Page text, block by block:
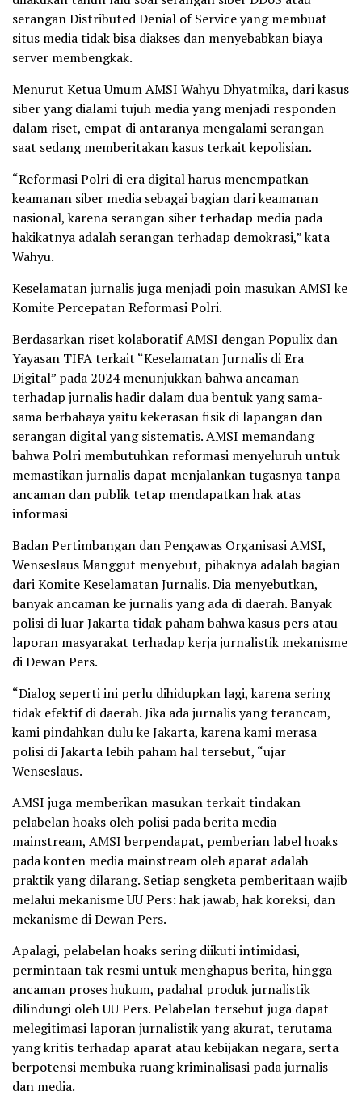
serangan Distributed Denial of Service yang membuat
situs media tidak bisa diakses dan menyebabkan biaya
server membengkak.
Menurut Ketua Umum AMSI Wahyu Dhyatmika, dari kasus
siber yang dialami tujuh media yang menjadi responden
dalam riset, empat di antaranya mengalami serangan
saat sedang memberitakan kasus terkait kepolisian.
“Reformasi Polri di era digital harus menempatkan
keamanan siber media sebagai bagian dari keamanan
nasional, karena serangan siber terhadap media pada
hakikatnya adalah serangan terhadap demokrasi,” kata
Wahyu.
Keselamatan jurnalis juga menjadi poin masukan AMSI ke
Komite Percepatan Reformasi Polri.
Berdasarkan riset kolaboratif AMSI dengan Populix dan
Yayasan TIFA terkait “Keselamatan Jurnalis di Era
Digital” pada 2024 menunjukkan bahwa ancaman
terhadap jurnalis hadir dalam dua bentuk yang sama-
sama berbahaya yaitu kekerasan fisik di lapangan dan
serangan digital yang sistematis. AMSI memandang
bahwa Polri membutuhkan reformasi menyeluruh untuk
memastikan jurnalis dapat menjalankan tugasnya tanpa
ancaman dan publik tetap mendapatkan hak atas
informasi
Badan Pertimbangan dan Pengawas Organisasi AMSI,
Wenseslaus Manggut menyebut, pihaknya adalah bagian
dari Komite Keselamatan Jurnalis. Dia menyebutkan,
banyak ancaman ke jurnalis yang ada di daerah. Banyak
polisi di luar Jakarta tidak paham bahwa kasus pers atau
laporan masyarakat terhadap kerja jurnalistik mekanisme
di Dewan Pers.
“Dialog seperti ini perlu dihidupkan lagi, karena sering
tidak efektif di daerah. Jika ada jurnalis yang terancam,
kami pindahkan dulu ke Jakarta, karena kami merasa
polisi di Jakarta lebih paham hal tersebut, “ujar
Wenseslaus.
AMSI juga memberikan masukan terkait tindakan
pelabelan hoaks oleh polisi pada berita media
mainstream, AMSI berpendapat, pemberian label hoaks
pada konten media mainstream oleh aparat adalah
praktik yang dilarang. Setiap sengketa pemberitaan wajib
melalui mekanisme UU Pers: hak jawab, hak koreksi, dan
mekanisme di Dewan Pers.
Apalagi, pelabelan hoaks sering diikuti intimidasi,
permintaan tak resmi untuk menghapus berita, hingga
ancaman proses hukum, padahal produk jurnalistik
dilindungi oleh UU Pers. Pelabelan tersebut juga dapat
melegitimasi laporan jurnalistik yang akurat, terutama
yang kritis terhadap aparat atau kebijakan negara, serta
berpotensi membuka ruang kriminalisasi pada jurnalis
dan media.